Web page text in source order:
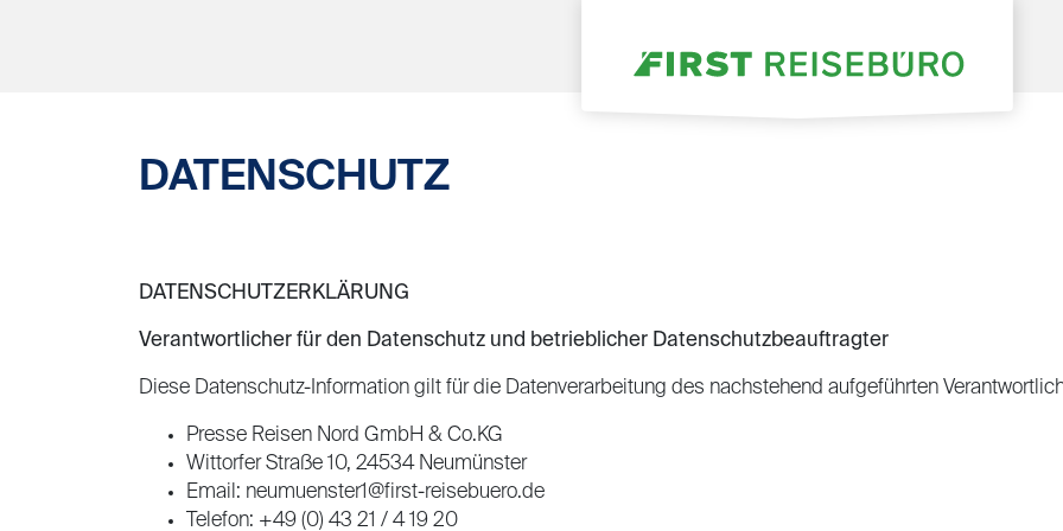
DATENSCHUTZ
DATENSCHUTZERKLÄRUNG
Verantwortlicher für den Datenschutz und betrieblicher Datenschutzbeauftragter
Diese Datenschutz-Information gilt für die Datenverarbeitung des nachstehend aufgeführten
Presse Reisen Nord GmbH & Co.KG
Wittorfer Straße 10, 24534 Neumünster
Email: neumuenster1@first-reisebuero.de
Telefon: +49 (0) 43 21 / 4 19 20